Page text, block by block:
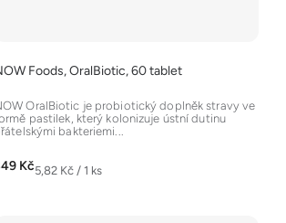
Foods, OralBiotic, 60 tablet
KčMěrná
5,82 Kč / 1 ks
OralBiotic je probiotický doplněk stravy ve
pastilek, který kolonizuje ústní dutinu
bakteriemi...